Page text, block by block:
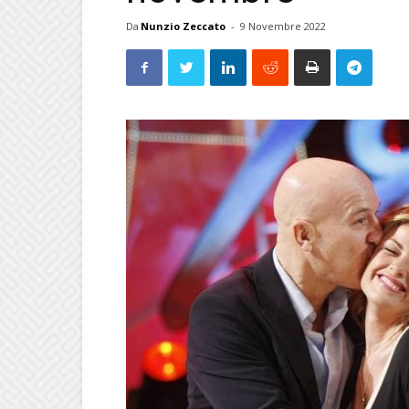
Da Nunzio Zeccato - 9 Novembre 2022